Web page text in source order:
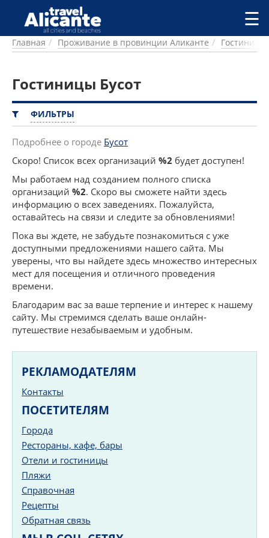
Перейти к основному содержанию
ГОРОДА
ПИТАНИЕ
ПРОЖИВАНИЕ
ПЛЯЖИ
ДОСТОПРИМЕЧАТЕЛЬНОСТИ
КЕМПИНГ
КОМАРКИ (РАЙОНЫ)
РЕЦЕПТЫ
ПРЕДЛОЖЕНИЯ
СТАТЬИ
УСЛУГИ
☰
Главная Проживание в провинции Аликанте Гостиницы
Гостиницы Бусот
ФИЛЬТРЫ
Подробнее о городе Бусот
Скоро! Список всех организаций %2 будет доступен!
Мы работаем над созданием полного списка
организаций %2. Скоро вы сможете найти здесь
информацию о всех заведениях. Пожалуйста,
оставайтесь на связи и следите за обновлениями!
Пока вы ждете, не забудьте познакомиться с уже
доступными предложениями нашего сайта. Мы
уверены, что вы найдете здесь множество интересных
мест для посещения и отличного проведения
времени.
Благодарим вас за ваше терпение и интерес к нашему
сайту. Мы стремимся сделать ваше онлайн-
путешествие незабываемым и удобным.
РЕКЛАМОДАТЕЛЯМ
Контакты
ПОСЕТИТЕЛЯМ
Города
Рестораны, кафе, бары
Отели и гостиницы
Пляжи
Справочная
Рецепты
Обратная связь